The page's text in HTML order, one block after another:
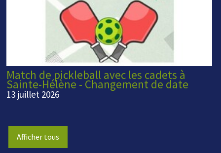
Match de pickleball avec les cadets à
Sainte-Hélène - Changement de date
13 juillet 2026
Afficher tous